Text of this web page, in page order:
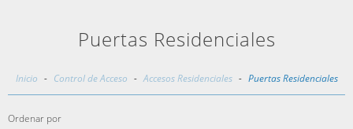
Puertas Residenciales
Inicio - Control de Acceso - Accesos Residenciales - Puertas Residenciales
Ordenar por